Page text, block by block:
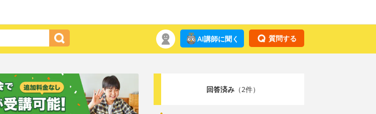
質問する
AI講師に聞く
回答済み（2件）